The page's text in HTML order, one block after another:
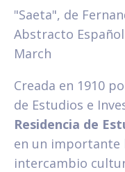
"Saeta", de
Abstracto Español
March
Creada en 1910
de Estudios e
Residencia de
en un importante
intercambio